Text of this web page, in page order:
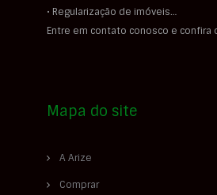
• Regularização de imóveis…
Entre em contato conosco e confira
Mapa do site
A Arize
Comprar